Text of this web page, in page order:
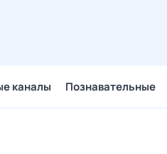
каналы Познавательные